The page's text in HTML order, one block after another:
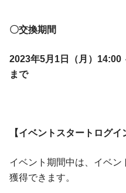
〇交換期間
2023年5月1日（月）14:00
まで
【イベントスタートログイ
イベント期間中は、イベ
獲得できます。